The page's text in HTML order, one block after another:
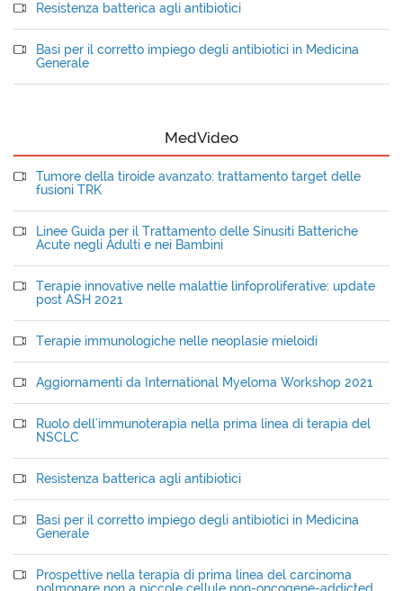
Resistenza batterica agli antibiotici
Basi per il corretto impiego degli antibiotici in Medicina
Generale
MedVideo
Tumore della tiroide avanzato: trattamento target delle
fusioni TRK
Linee Guida per il Trattamento delle Sinusiti Batteriche
Acute negli Adulti e nei Bambini
Terapie innovative nelle malattie linfoproliferative: update
post ASH 2021
Terapie immunologiche nelle neoplasie mieloidi
Aggiornamenti da International Myeloma Workshop 2021
Ruolo dell'immunoterapia nella prima linea di terapia del
NSCLC
Resistenza batterica agli antibiotici
Basi per il corretto impiego degli antibiotici in Medicina
Generale
Prospettive nella terapia di prima linea del carcinoma